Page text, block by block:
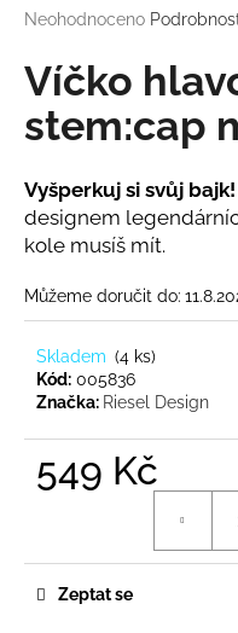
Průměrné
produktu
je
z
hvězdiček.
Neohodnoceno
Víčko
stem:cap
Vyšperkuj si svůj bajk!
designem
kole musíš mít.
Můžeme doručit do:
Skladem (4 ks)
Kód: 005836
Značka: Riesel Design
549 Kč
Zeptat se
a
j
í
t
D
o
p
u